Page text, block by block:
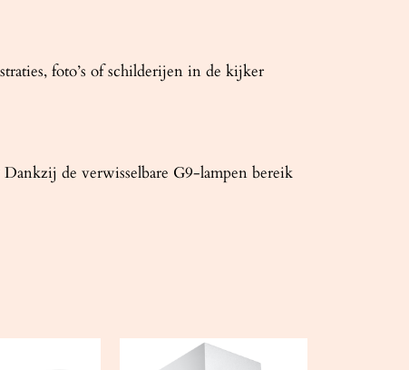
foto’s of schilderijen in de kijker
de verwisselbare G9-lampen bereik